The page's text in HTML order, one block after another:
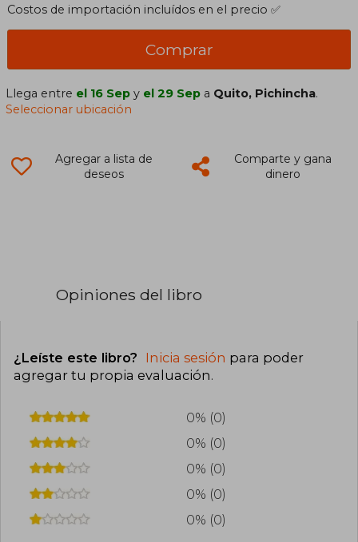
Costos de importación incluídos en el precio ✅
Comprar
Llega entre el 16 Sep y el 29 Sep a Quito, Pichincha.
Seleccionar ubicación
Agregar a lista de
deseos
Comparte y gana
dinero
Opiniones del libro
¿Leíste este libro? Inicia sesión para poder
agregar tu propia evaluación.
0% (0)
0% (0)
0% (0)
0% (0)
0% (0)